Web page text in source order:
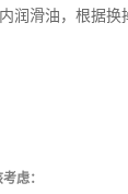
润滑油，根据
虑：